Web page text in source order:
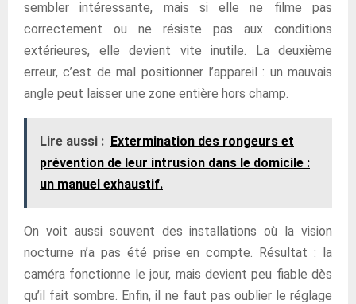
sembler intéressante, mais si elle ne filme pas
correctement ou ne résiste pas aux conditions
extérieures, elle devient vite inutile. La deuxième
erreur, c’est de mal positionner l’appareil : un mauvais
angle peut laisser une zone entière hors champ.
Lire aussi : Extermination des rongeurs et
prévention de leur intrusion dans le domicile :
un manuel exhaustif.
On voit aussi souvent des installations où la vision
nocturne n’a pas été prise en compte. Résultat : la
caméra fonctionne le jour, mais devient peu fiable dès
qu’il fait sombre. Enfin, il ne faut pas oublier le réglage